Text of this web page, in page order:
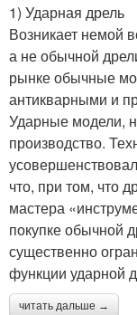
1) Ударная дрель
Возникает немой
а не обычной
рынке обычные
антикварными и
Ударные модели,
производство.
что, при том, что
мастера
покупке обычной
существенно
функции ударной
читать дальше →